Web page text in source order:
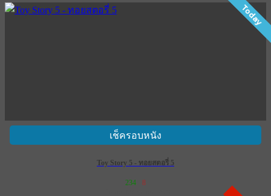
Today
เช็ครอบหนัง
Toy Story 5 - ทอยสตอรี่ 5
234 8